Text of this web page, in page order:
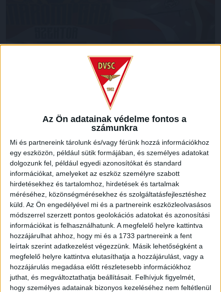
Az Ön adatainak védelme fontos a
számunkra
Mi és partnereink tárolunk és/vagy férünk hozzá információkhoz
egy eszközön, például sütik formájában, és személyes adatokat
dolgozunk fel, például egyedi azonosítókat és standard
információkat, amelyeket az eszköz személyre szabott
hirdetésekhez és tartalomhoz, hirdetések és tartalmak
méréséhez, közönségmérésekhez és szolgáltatásfejlesztéshez
küld. Az Ön engedélyével mi és a partnereink eszközleolvasásos
módszerrel szerzett pontos geolokációs adatokat és azonosítási
információkat is felhasználhatunk. A megfelelő helyre kattintva
hozzájárulhat ahhoz, hogy mi és a 1733 partnereink a fent
leírtak szerint adatkezelést végezzünk. Másik lehetőségként a
megfelelő helyre kattintva elutasíthatja a hozzájárulást, vagy a
hozzájárulás megadása előtt részletesebb információkhoz
juthat, és megváltoztathatja beállításait. Felhívjuk figyelmét,
hogy személyes adatainak bizonyos kezeléséhez nem feltétlenül